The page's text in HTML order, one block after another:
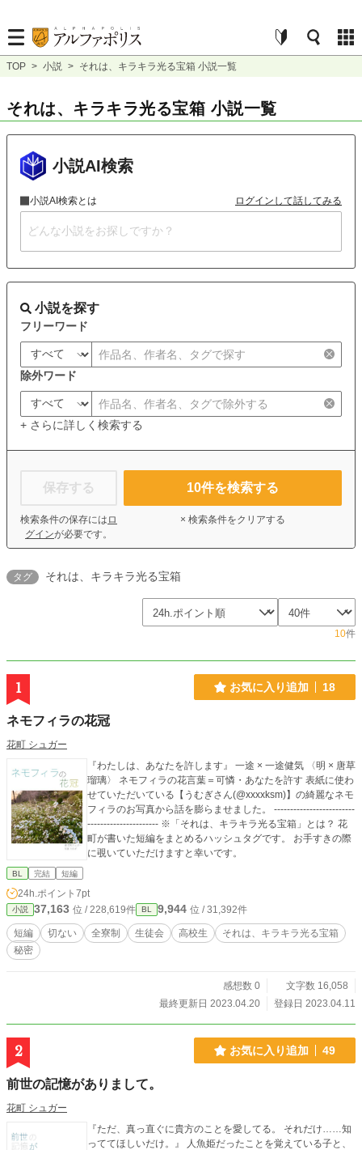
TOP > 小説 > それは、キラキラ光る宝箱 小説一覧
それは、キラキラ光る宝箱 小説一覧
小説AI検索
小説AI検索とは ログインして話してみる
小説を探す
フリーワード
除外ワード
+ さらに詳しく検索する
保存する
検索条件の保存には ロ
グインが必要です。
10件を検索する
× 検索条件をクリアする
タグ それは、キラキラ光る宝箱
10件
1 お気に入り追加 18
ネモフィラの花冠
花町 シュガー
『わたしは、あなたを許します』 一途 × 一途健気 〈明 × 唐草
瑠璃〉 ネモフィラの花言葉＝可憐・あなたを許す 表紙に使わ
せていただいている【うむぎさん(@xxxxksm)】の綺麗なネモ
フィラのお写真から話を膨らませました。 -------------------------
---------------------- ※「それは、キラキラ光る宝箱」とは？ 花
町が書いた短編をまとめるハッシュタグです。 お手すきの際
に覗いていただけますと幸いです。
BL 完結 短編
24h.ポイント 7pt
小説 37,163 位 / 228,619件 BL 9,944 位 / 31,392件
短編 切ない 全寮制 生徒会 高校生
それは、キラキラ光る宝箱
秘密
感想数 0
文字数 16,058
最終更新日 2023.04.20
登録日 2023.04.11
2 お気に入り追加 49
前世の記憶がありまして。
花町 シュガー
『ただ、真っ直ぐに貴方のことを愛してる。 それだけ……知
っててほしいだけ。』 人魚姫だったことを覚えている子と、